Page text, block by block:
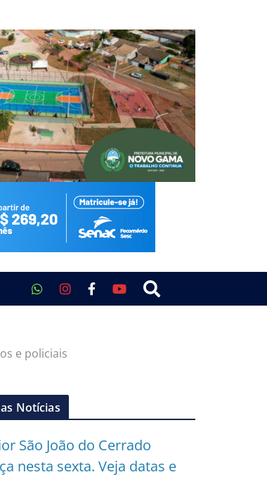
e policiais
Notícias
São João do Cerrado
nesta sexta. Veja datas e